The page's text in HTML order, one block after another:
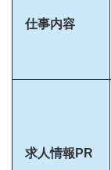
仕事内容
求人情報PR